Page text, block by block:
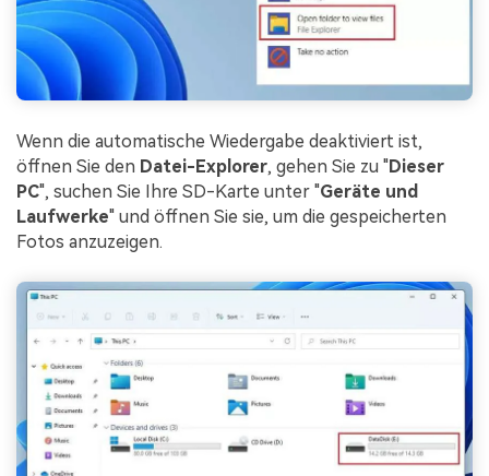
Wenn die automatische Wiedergabe deaktiviert ist,
öffnen Sie den Datei-Explorer, gehen Sie zu "Dieser
PC", suchen Sie Ihre SD-Karte unter "Geräte und
Laufwerke" und öffnen Sie sie, um die gespeicherten
Fotos anzuzeigen.